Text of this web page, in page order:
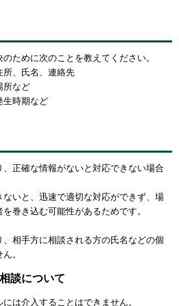
ために次のことを教えてください。
所、氏名、連絡先
所など
生時期など
正確な情報がないと対応できない場合
いと、迅速で適切な対応ができず、場
巻き込む可能性があるためです。
相手方に相談される方の氏名などの個
。
談について
は介入することはできません。